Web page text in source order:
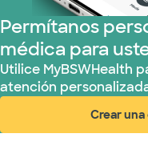
TriWest
United
WellMed (15
Permítanos
médica para
Utilice MyBSWHealth
atención
Crear